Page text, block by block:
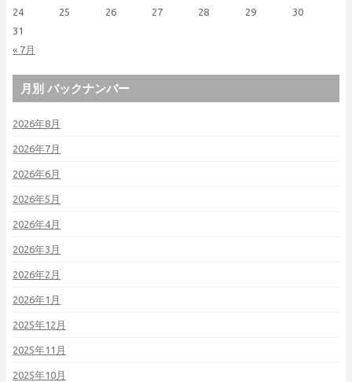
« 7月
24
25 26 27 28 29
30
31
月別 バックナンバー
2026年8月
2026年7月
2026年6月
2026年5月
2026年4月
2026年3月
2026年2月
2026年1月
2025年12月
2025年11月
2025年10月